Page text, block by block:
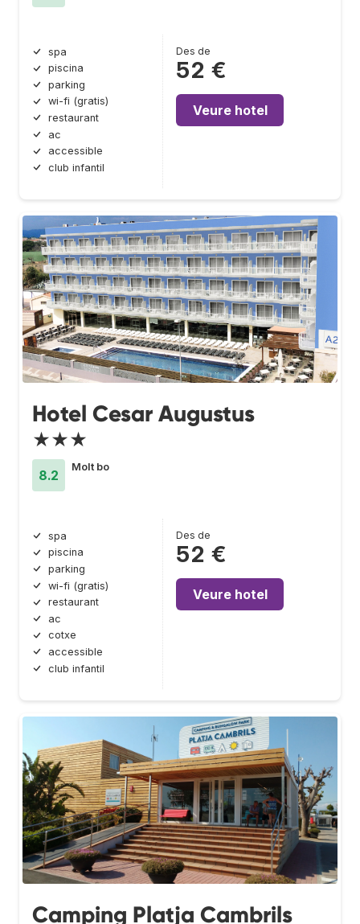
spa
piscina
parking
wi-fi (gratis)
restaurant
ac
accessible
club infantil
Des de
52 €
Veure hotel
Hotel Cesar Augustus
★★★
8.2
Molt bo
spa
piscina
parking
wi-fi (gratis)
restaurant
ac
cotxe
accessible
club infantil
Des de
52 €
Veure hotel
Camping Platja Cambrils